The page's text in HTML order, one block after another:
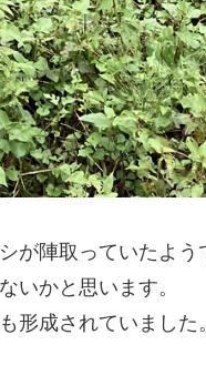
が陣取っていたよう
いかと思います。
形成されていました。